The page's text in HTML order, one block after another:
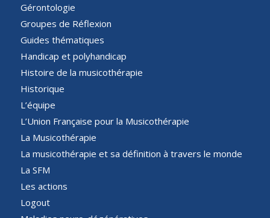
Gérontologie
Groupes de Réflexion
Guides thématiques
Handicap et polyhandicap
Histoire de la musicothérapie
Historique
L’équipe
L’Union Française pour la Musicothérapie
La Musicothérapie
La musicothérapie et sa définition à travers le monde
La SFM
Les actions
Logout